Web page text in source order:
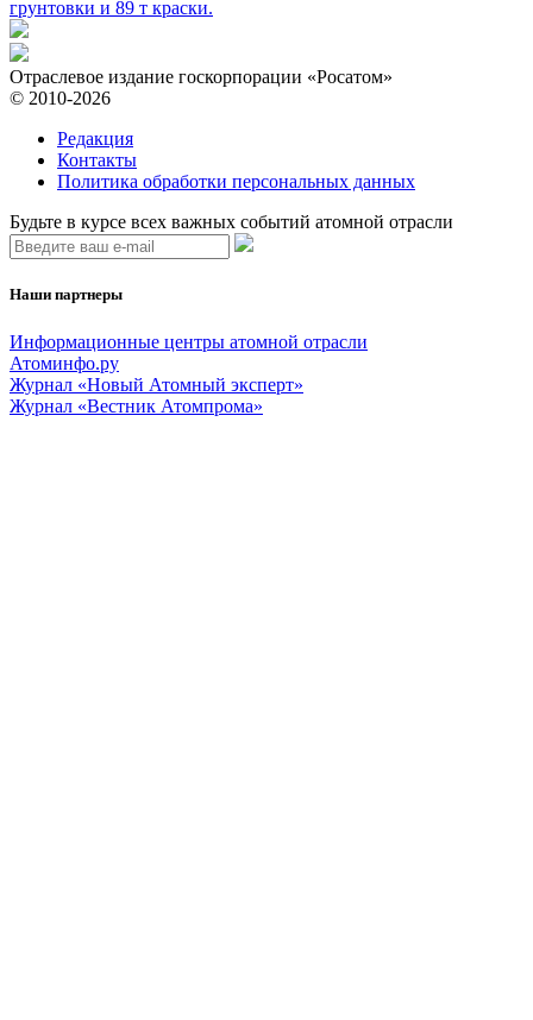
грунтовки и 89 т краски.
Отраслевое издание госкорпорации «Росатом»
© 2010-2026
Редакция
Контакты
Политика обработки персональных данных
Будьте в курсе всех важных событий атомной отрасли
Наши партнеры
Информационные центры атомной отрасли
Атоминфо.ру
Журнал «Новый Атомный эксперт»
Журнал «Вестник Атомпрома»